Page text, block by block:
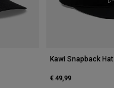
Kawi Snapback Hat
€ 49,99